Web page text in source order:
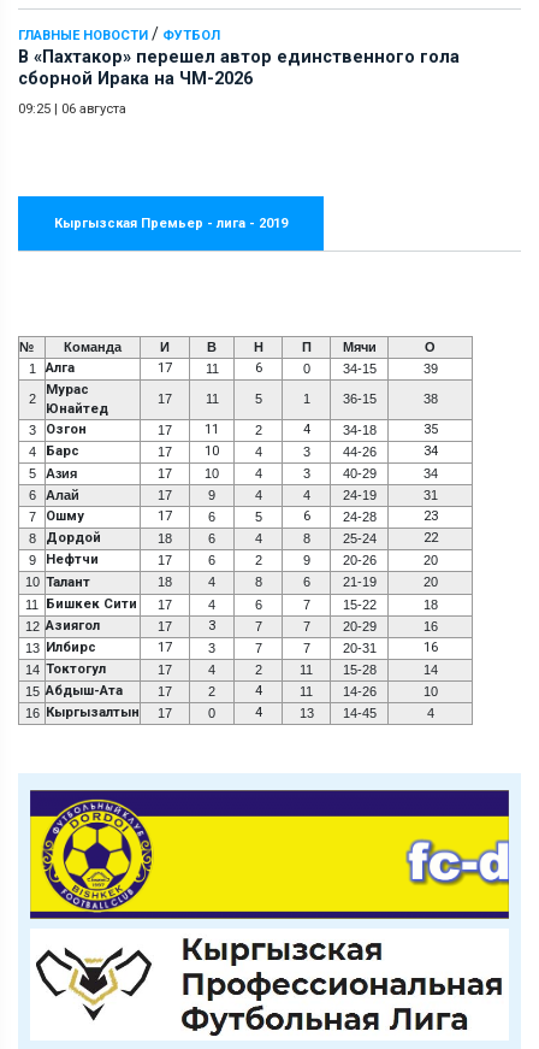
ГЛАВНЫЕ НОВОСТИ / ФУТБОЛ
В «Пахтакор» перешел автор единственного гола
сборной Ирака на ЧМ-2026
09:25 | 06 августа
Кыргызская Премьер - лига - 2019
№ Команда И В Н П Мячи
О
1
Алга 17 11 6 0 34-15 39
2
Мурас
Юнайтед
17 11 5 1 36-15 38
3 Озгон 17 11 2 4 34-18 35
4 Барс 17 10 4 3 44-26 34
5 Азия 17 10 4 3 40-29
34
6
Алай 17 9 4 4 24-19
31
7
Ошму 17 6 5 6 24-28 23
8 Дордой 18 6 4 8 25-24 22
9 Нефтчи 17 6 2 9 20-26
20
10 Талант 18 4 8 6 21-19
20
11
Бишкек Сити 17 4 6 7 15-22
18
12 Азиягол 17 3 7 7 20-29
16
13 Илбирс 17 3 7 7 20-31 16
14 Токтогул 17 4 2 11 15-28
14
15 Абдыш-Ата 17 2 4 11 14-26
10
16 Кыргызалтын 17 0 4 13 14-45 4